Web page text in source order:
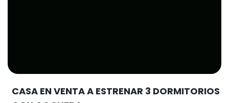
CASA EN VENTA A ESTRENAR 3 DORMITORIOS